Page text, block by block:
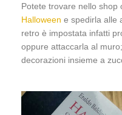
Potete trovare nello shop
Halloween e spedirla alle
retro è impostata infatti
oppure attaccarla al
decorazioni insieme a